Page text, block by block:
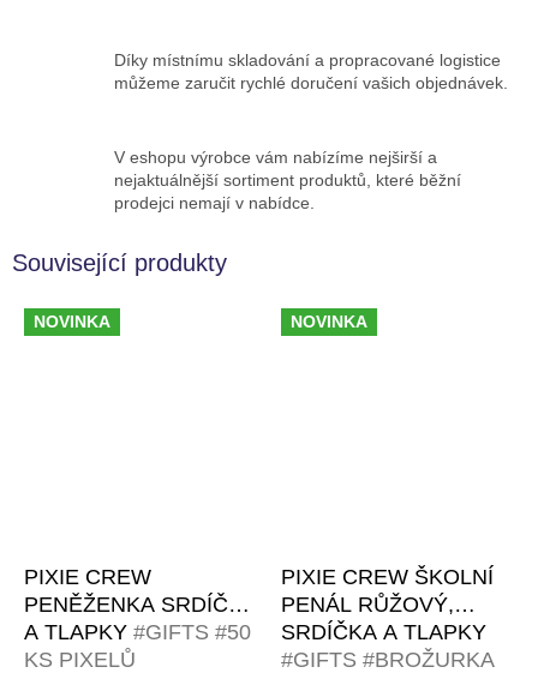
Díky místnímu skladování a propracované logistice
můžeme zaručit rychlé doručení vašich objednávek.
V eshopu výrobce vám nabízíme nejširší a
nejaktuálnější sortiment produktů, které běžní
prodejci nemají v nabídce.
Související produkty
NOVINKA
PIXIE CREW
PENĚŽENKA SRDÍČKA
A TLAPKY #GIFTS #50
KS PIXELŮ
NOVINKA
PIXIE CREW ŠKOLNÍ
PENÁL RŮŽOVÝ,
SRDÍČKA A TLAPKY
#GIFTS #BROŽURKA